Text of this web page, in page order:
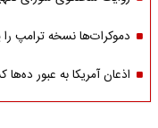
دموکرات‌ها نسخه ترامپ را
اذعان آمریکا به عبور